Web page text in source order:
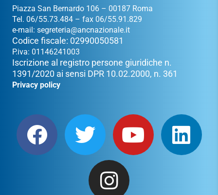
Piazza San Bernardo 106 – 00187 Roma
Tel. 06/55.73.484 – fax 06/55.91.829
e-mail: segreteria@ancnazionale.it
Codice fiscale: 02990050581
P.iva: 01146241003
Iscrizione al registro persone giuridiche n.
1391/2020 ai sensi DPR 10.02.2000, n. 361
Privacy policy